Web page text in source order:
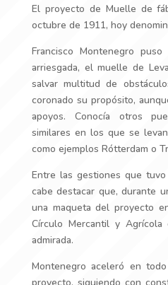
El proyecto de Muelle de
octubre de 1911, hoy
Francisco Montenegro
arriesgada, el muelle de
salvar multitud de
coronado su propósito,
apoyos. Conocía otros
similares en los que se
como ejemplos Rótterdam o
Entre las gestiones que
cabe destacar que, durante
una maqueta del proyecto
Círculo Mercantil y
admirada.
Montenegro aceleró en
proyecto, siguiendo con